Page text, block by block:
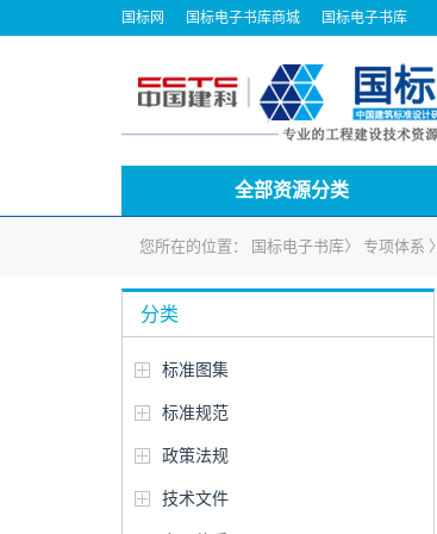
国标网 国标电子书库商城 国标电子书库
全部资源分类
您所在的位置： 国标电子书库〉 专项体系 〉
分类
标准图集
标准规范
政策法规
技术文件